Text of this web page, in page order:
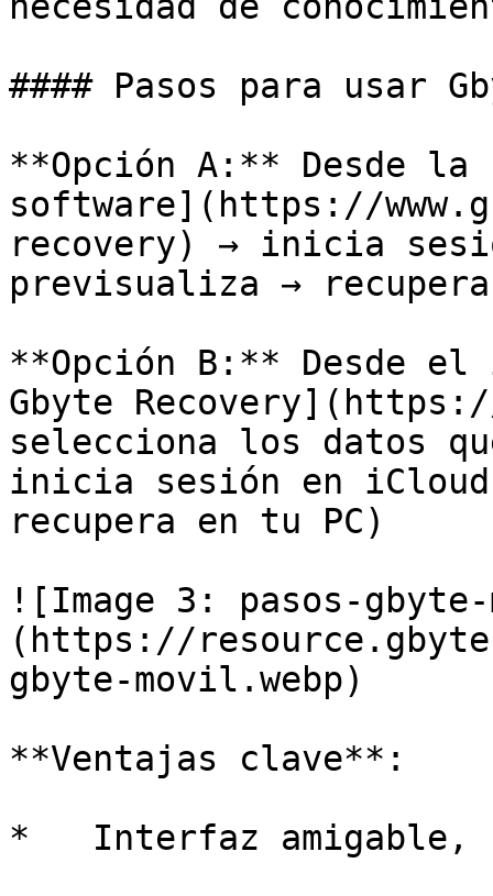
#### Pasos para usar
**Opción A:** Desde la
software](https://
recovery) → inicia
previsualiza → recupera
**Opción B:** Desde el
Gbyte
selecciona los datos
inicia sesión en
recupera en tu PC)
![Image 3: pasos-
(https://
gbyte-movil.webp)
**Ventajas clave**:
*   Interfaz amigable,